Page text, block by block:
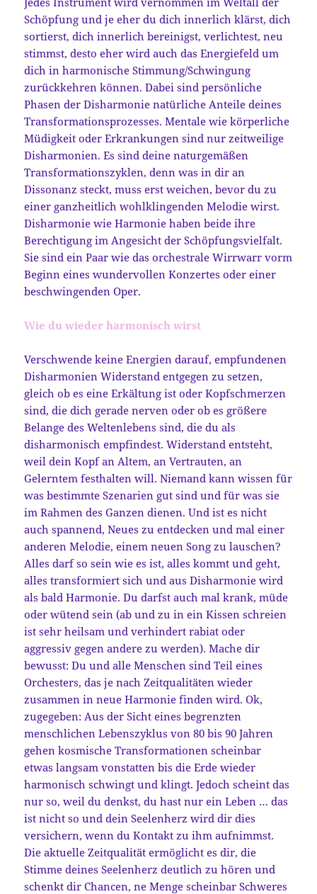
Schöpfung und je eher du dich innerlich klärst, dich
sortierst, dich innerlich bereinigst, verlichtest, neu
stimmst, desto eher wird auch das Energiefeld um
dich in harmonische Stimmung/Schwingung
zurückkehren können. Dabei sind persönliche
Phasen der Disharmonie natürliche Anteile deines
Transformationsprozesses. Mentale wie körperliche
Müdigkeit oder Erkrankungen sind nur zeitweilige
Disharmonien. Es sind deine naturgemäßen
Transformationszyklen, denn was in dir an
Dissonanz steckt, muss erst weichen, bevor du zu
einer ganzheitlich wohlklingenden Melodie wirst.
Disharmonie wie Harmonie haben beide ihre
Berechtigung im Angesicht der Schöpfungsvielfalt.
Sie sind ein Paar wie das orchestrale Wirrwarr vorm
Beginn eines wundervollen Konzertes oder einer
beschwingenden Oper.
Wie du wieder harmonisch wirst
Verschwende keine Energien darauf, empfundenen
Disharmonien Widerstand entgegen zu setzen,
gleich ob es eine Erkältung ist oder Kopfschmerzen
sind, die dich gerade nerven oder ob es größere
Belange des Weltenlebens sind, die du als
disharmonisch empfindest. Widerstand entsteht,
weil dein Kopf an Altem, an Vertrauten, an
Gelerntem festhalten will. Niemand kann wissen für
was bestimmte Szenarien gut sind und für was sie
im Rahmen des Ganzen dienen. Und ist es nicht
auch spannend, Neues zu entdecken und mal einer
anderen Melodie, einem neuen Song zu lauschen?
Alles darf so sein wie es ist, alles kommt und geht,
alles transformiert sich und aus Disharmonie wird
als bald Harmonie. Du darfst auch mal krank, müde
oder wütend sein (ab und zu in ein Kissen schreien
ist sehr heilsam und verhindert rabiat oder
aggressiv gegen andere zu werden). Mache dir
bewusst: Du und alle Menschen sind Teil eines
Orchesters, das je nach Zeitqualitäten wieder
zusammen in neue Harmonie finden wird. Ok,
zugegeben: Aus der Sicht eines begrenzten
menschlichen Lebenszyklus von 80 bis 90 Jahren
gehen kosmische Transformationen scheinbar
etwas langsam vonstatten bis die Erde wieder
harmonisch schwingt und klingt. Jedoch scheint das
nur so, weil du denkst, du hast nur ein Leben … das
ist nicht so und dein Seelenherz wird dir dies
versichern, wenn du Kontakt zu ihm aufnimmst.
Die aktuelle Zeitqualität ermöglicht es dir, die
Stimme deines Seelenherz deutlich zu hören und
schenkt dir Chancen, ne Menge scheinbar Schweres